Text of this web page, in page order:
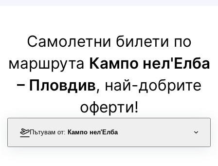
Самолетни билети по
маршрута Кампо нел'Елба
– Пловдив, най-добрите
оферти!
Пътувам от: Кампо нел'Елба